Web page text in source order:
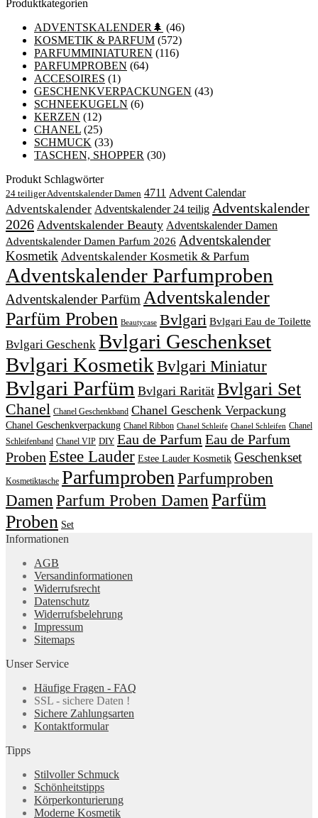
Produktkategorien
ADVENTSKALENDER🌲 (46)
KOSMETIK & PARFUM (572)
PARFUMMINIATUREN (116)
PARFUMPROBEN (64)
ACCESOIRES (1)
GESCHENKVERPACKUNGEN (43)
SCHNEEKUGELN (6)
KERZEN (12)
CHANEL (25)
SCHMUCK (33)
TASCHEN, SHOPPER (30)
Produkt Schlagwörter
24 teiliger Adventskalender Damen 4711 Advent Calendar
Adventskalender Adventskalender 24 teilig Adventskalender
2026 Adventskalender Beauty Adventskalender Damen
Adventskalender Damen Parfum 2026 Adventskalender
Kosmetik Adventskalender Kosmetik & Parfum
Adventskalender Parfumproben
Adventskalender Parfüm Adventskalender
Parfüm Proben Beautycase Bvlgari Bvlgari Eau de Toilette
Bvlgari Geschenk Bvlgari Geschenkset
Bvlgari KosmetikBvlgari Miniatur
Bvlgari Parfüm Bvlgari Rarität Bvlgari Set
Chanel Chanel Geschenkband Chanel Geschenk Verpackung
Chanel Geschenkverpackung Chanel Ribbon Chanel Schleife Chanel Schleifen Chanel
Schleifenband Chanel VIP DIY Eau de Parfum Eau de Parfum
Proben Estee Lauder Estee Lauder Kosmetik Geschenkset
Kosmetiktasche Parfumproben Parfumproben
Damen Parfum Proben Damen Parfüm
Proben Set
Informationen
AGB
Versandinformationen
Widerrufsrecht
Datenschutz
Widerrufsbelehrung
Impressum
Sitemaps
Unser Service
Häufige Fragen - FAQ
SSL - sichere Daten !
Sichere Zahlungsarten
Kontaktformular
Tipps
Stilvoller Schmuck
Schönheitstipps
Körperkonturierung
Moderne Kosmetik